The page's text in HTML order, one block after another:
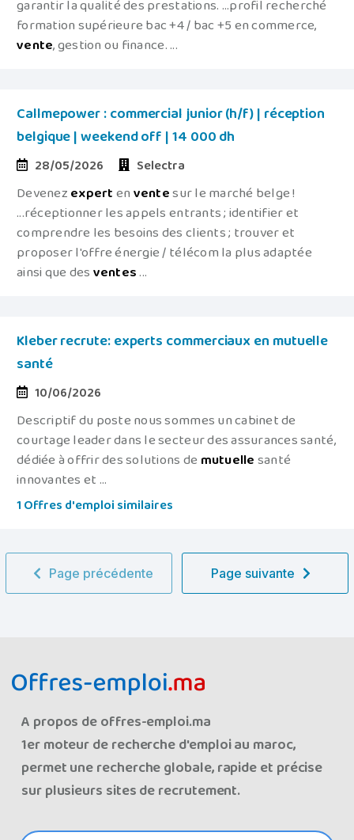
garantir la qualité des prestations. ...profil recherché
formation supérieure bac +4 / bac +5 en commerce,
vente, gestion ou finance. ...
Callmepower : commercial junior (h/f) | réception
belgique | weekend off | 14 000 dh
28/05/2026 Selectra
Devenezexpertenventesur le marché belge !
...réceptionner les appels entrants ; identifier et
comprendre les besoins des clients ; trouver et
proposer l'offre énergie / télécom la plus adaptée
ainsi que desventes...
Kleber recrute: experts commerciaux en mutuelle
santé
10/06/2026
Descriptif du poste nous sommes un cabinet de
courtage leader dans le secteur des assurances santé,
dédiée à offrir des solutions de mutuellesanté
innovantes et ...
1 Offres d'emploi similaires
Page précédente Page suivante
A propos de offres-emploi.ma
1er moteur de recherche d'emploi au maroc,
permet une recherche globale, rapide et précise
sur plusieurs sites de recrutement.